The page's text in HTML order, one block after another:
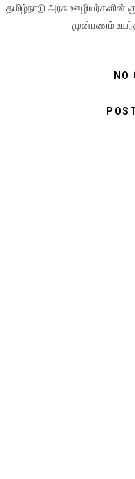
தமிழ்நாடு அரசு
முன்பணம்
NO